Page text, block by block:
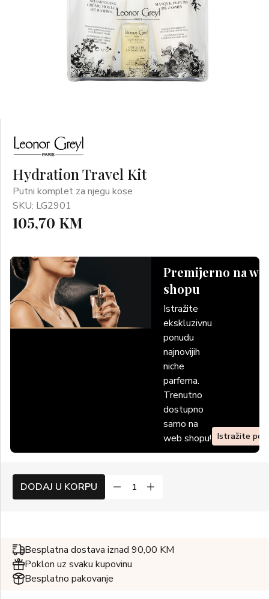
Hydration Travel Kit
Putni komplet za njegu kose
SKU: LG2901
105,70 KM
Premijerno na
shopu
Istražite
ekskluzivnu
ponudu
najnovijih
niche
parfema.
Trenutno
dostupno
samo na
web shopu! Istražite
DODAJ U KORPU
Besplatna dostava iznad 90,00 KM
Poklon uz svaku kupovinu
Besplatno pakovanje